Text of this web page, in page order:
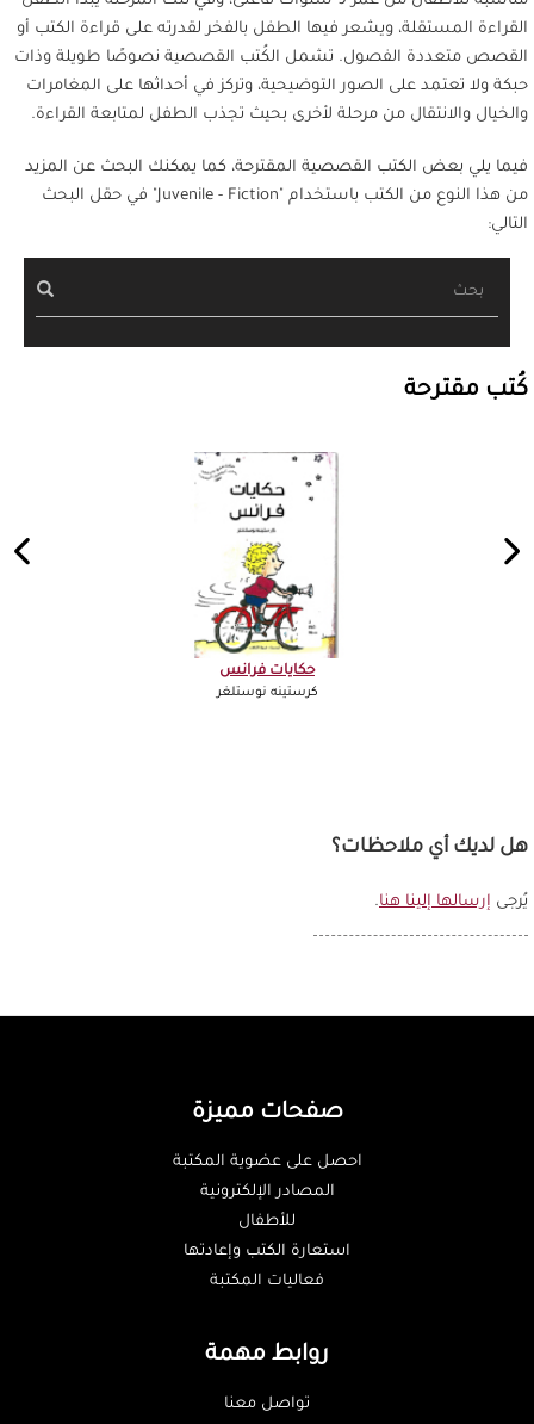
القراءة المستقلة، ويشعر فيها الطفل بالفخر لقدرته على قراءة الكتب أو
القصص متعددة الفصول. تشمل الكُتب القصصية نصوصًا طويلة وذات
حبكة ولا تعتمد على الصور التوضيحية، وتركز في أحداثها على المغامرات
والخيال والانتقال من مرحلة لأخرى بحيث تجذب الطفل لمتابعة القراءة.
فيما يلي بعض الكتب القصصية المقترحة، كما يمكنك البحث عن المزيد
من هذا النوع من الكتب باستخدام "Juvenile - Fiction" في حقل البحث
التالي:
بحث
كُتب مقترحة
حكايات فرانس
كرستينه نوستلغر
هل لديك أي ملاحظات؟
يُرجى إرسالها إلينا هنا.
صفحات مميزة
احصل على عضوية المكتبة
المصادر الإلكترونية
للأطفال
استعارة الكتب وإعادتها
فعاليات المكتبة
روابط مهمة
تواصل معنا